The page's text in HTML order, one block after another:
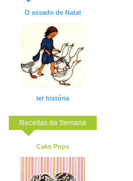
O assado de Natal
ler história
Receitas da Semana
Cake Pops